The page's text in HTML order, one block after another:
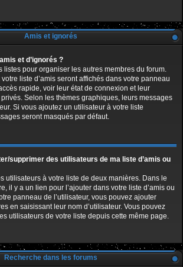
Amis et ignorés
et d’ignorés ?
listes pour organiser les autres membres du forum.
liste d’amis seront affichés dans votre panneau
rapide, voir leur état de connexion et leur
Selon les thèmes graphiques, leurs messages
Si vous ajoutez un utilisateur à votre liste
seront masqués par défaut.
supprimer des utilisateurs de ma liste d’amis ou
utilisateurs à votre liste de deux manières. Dans le
il y a un lien pour l’ajouter dans votre liste d’amis ou
panneau de l’utilisateur, vous pouvez ajouter
en saisissant leur nom d’utilisateur. Vous pouvez
utilisateurs de votre liste depuis cette même page.
Recherche dans les forums